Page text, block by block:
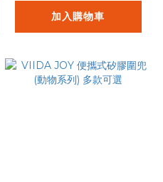
加入購物車